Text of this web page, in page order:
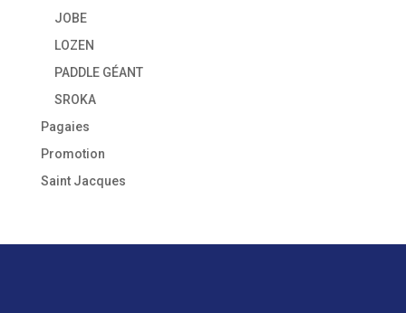
JOBE
LOZEN
PADDLE GÉANT
SROKA
Pagaies
Promotion
Saint Jacques